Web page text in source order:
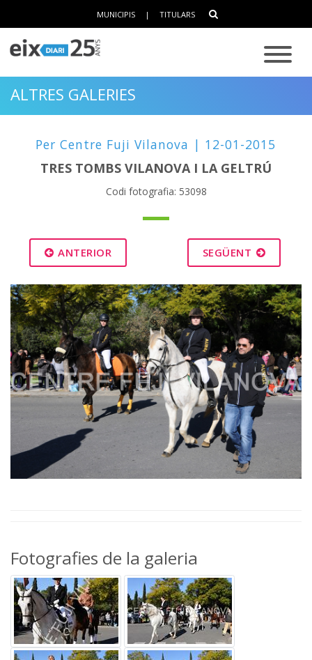
MUNICIPIS | TITULARS
ALTRES GALERIES
Per Centre Fuji Vilanova | 12-01-2015
TRES TOMBS VILANOVA I LA GELTRÚ
Codi fotografia: 53098
ANTERIOR SEGÜENT
Fotografies de la galeria